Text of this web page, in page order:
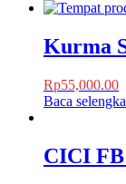
Kurma
Rp55,000.00
Baca
CICI